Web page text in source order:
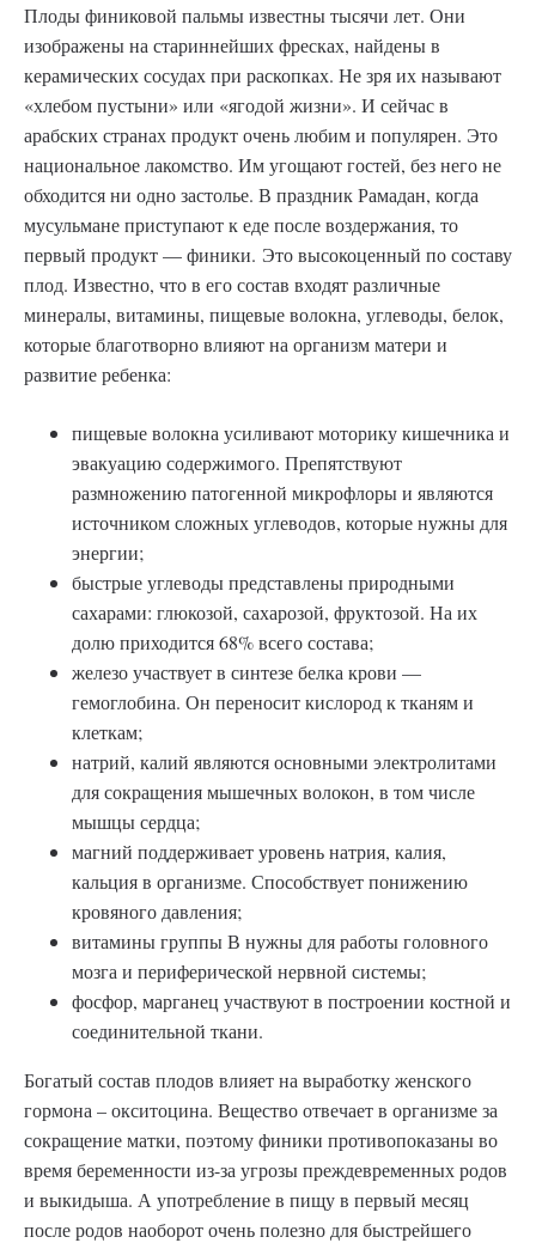
Плоды финиковой пальмы известны тысячи лет. Они
изображены на стариннейших фресках, найдены в
керамических сосудах при раскопках. Не зря их называют
«хлебом пустыни» или «ягодой жизни». И сейчас в
арабских странах продукт очень любим и популярен. Это
национальное лакомство. Им угощают гостей, без него не
обходится ни одно застолье. В праздник Рамадан, когда
мусульмане приступают к еде после воздержания, то
первый продукт — финики. Это высокоценный по составу
плод. Известно, что в его состав входят различные
минералы, витамины, пищевые волокна, углеводы, белок,
которые благотворно влияют на организм матери и
развитие ребенка:
пищевые волокна усиливают моторику кишечника и
эвакуацию содержимого. Препятствуют
размножению патогенной микрофлоры и являются
источником сложных углеводов, которые нужны для
энергии;
быстрые углеводы представлены природными
сахарами: глюкозой, сахарозой, фруктозой. На их
долю приходится 68% всего состава;
железо участвует в синтезе белка крови —
гемоглобина. Он переносит кислород к тканям и
клеткам;
натрий, калий являются основными электролитами
для сокращения мышечных волокон, в том числе
мышцы сердца;
магний поддерживает уровень натрия, калия,
кальция в организме. Способствует понижению
кровяного давления;
витамины группы В нужны для работы головного
мозга и периферической нервной системы;
фосфор, марганец участвуют в построении костной и
соединительной ткани.
Богатый состав плодов влияет на выработку женского
гормона – окситоцина. Вещество отвечает в организме за
сокращение матки, поэтому финики противопоказаны во
время беременности из-за угрозы преждевременных родов
и выкидыша. А употребление в пищу в первый месяц
после родов наоборот очень полезно для быстрейшего